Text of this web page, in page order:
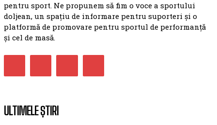
pentru sport. Ne propunem să fim o voce a sportului
doljean, un spațiu de informare pentru suporteri și o
platformă de promovare pentru sportul de performanță
și cel de masă.
ULTIMELE ȘTIRI